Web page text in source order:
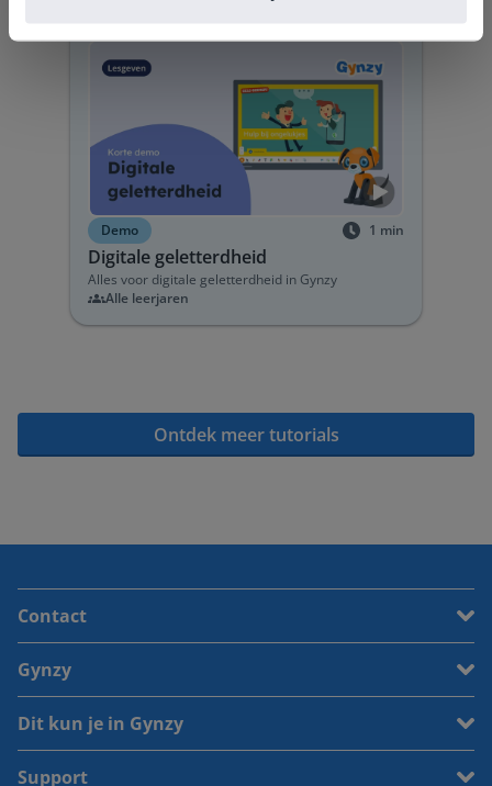
Demo 1 min
Digitale geletterdheid
Alles voor digitale geletterdheid in Gynzy
Alle leerjaren
Ontdek meer tutorials
Contact
Gynzy
Dit kun je in Gynzy
Support